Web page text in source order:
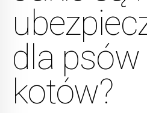
dla psów
kotów?